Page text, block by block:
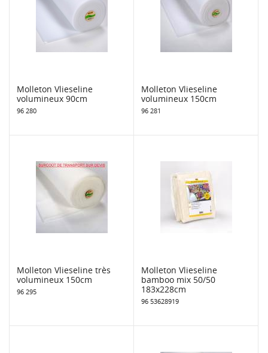
Molleton Vlieseline
volumineux 90cm
96 280
Molleton Vlieseline
volumineux 150cm
96 281
Molleton Vlieseline très
volumineux 150cm
96 295
Molleton Vlieseline
bamboo mix 50/50
183x228cm
96 53628919